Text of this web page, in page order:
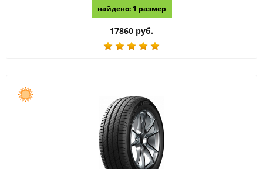
найдено: 1 размер
17860 руб.